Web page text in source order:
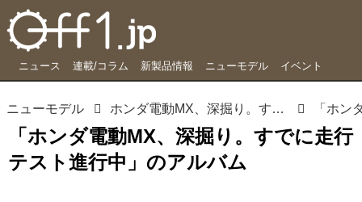
ニュース 連載/コラム 新製品情報 ニューモデル イベント
ニューモデル ホンダ電動MX、深掘り。すでに走行テスト進行中
「ホンダ電動MX、深掘り。すでに走行
テスト進行中」のアルバム